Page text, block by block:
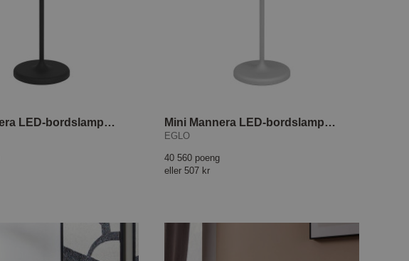
Mini Mannera LED-bordslampe Svart Mini Mannera LED-bordslampe Grå
EGLO
40 560 poeng
eller 507 kr